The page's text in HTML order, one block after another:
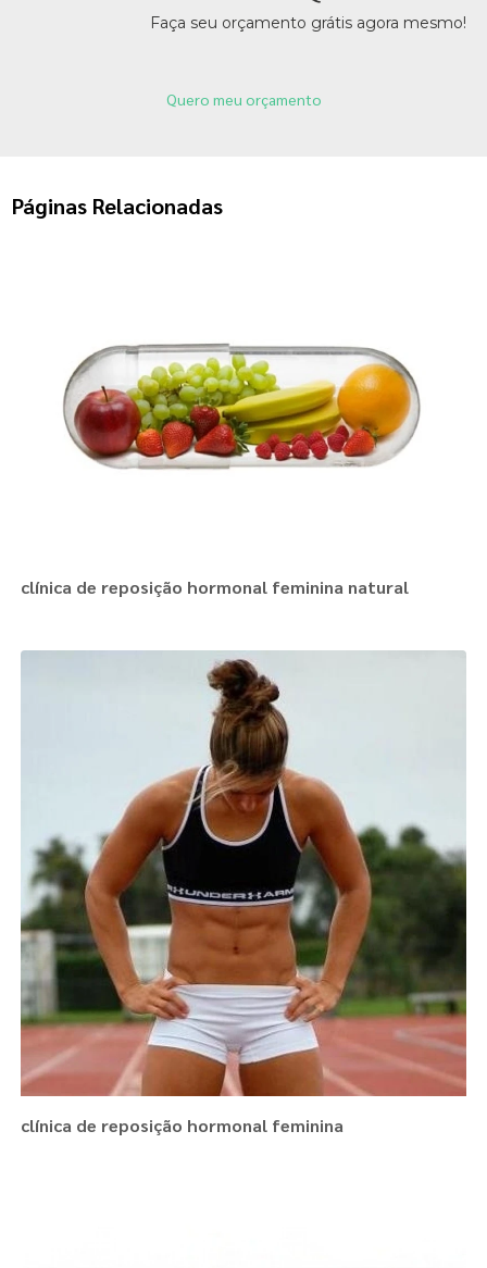
Faça seu orçamento grátis agora mesmo!
Quero meu orçamento
Páginas Relacionadas
clínica de reposição hormonal feminina natural
clínica de reposição hormonal feminina